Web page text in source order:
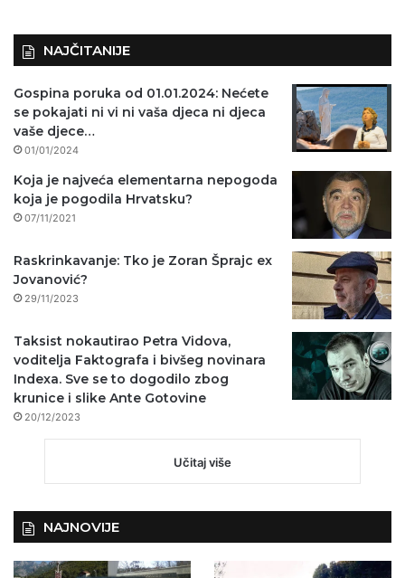
NAJČITANIJE
Gospina poruka od 01.01.2024: Nećete
se pokajati ni vi ni vaša djeca ni djeca
vaše djece…
01/01/2024
Koja je najveća elementarna nepogoda
koja je pogodila Hrvatsku?
07/11/2021
Raskrinkavanje: Tko je Zoran Šprajc ex
Jovanović?
29/11/2023
Taksist nokautirao Petra Vidova,
voditelja Faktografa i bivšeg novinara
Indexa. Sve se to dogodilo zbog
krunice i slike Ante Gotovine
20/12/2023
Učitaj više
NAJNOVIJE